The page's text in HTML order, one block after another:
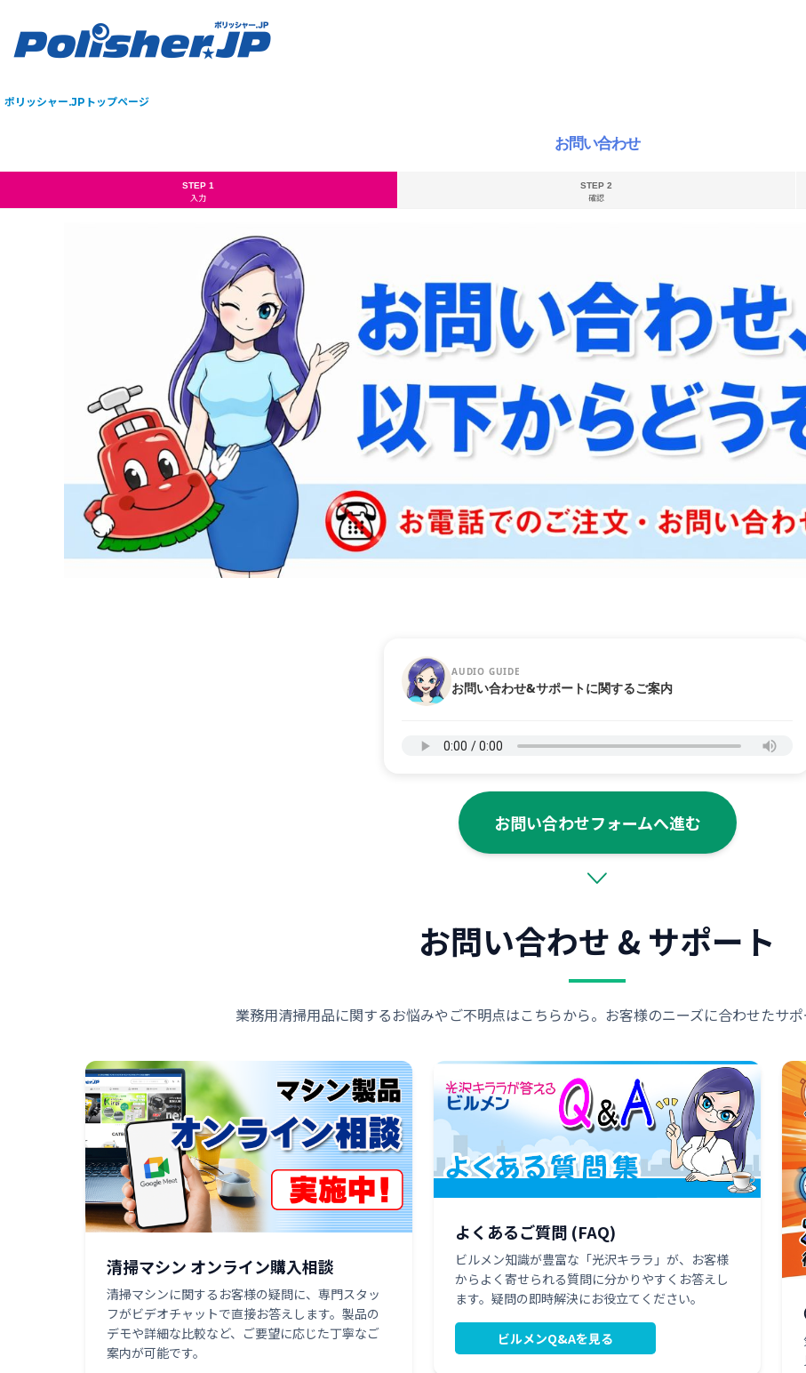
ポリッシャー.JPトップページ
お問い合わせ
STEP 1
入力
STEP 2
確認
AUDIO GUIDE
お問い合わせ&サポートに関するご案内
お問い合わせフォームへ進む
お問い合わせ & サポート
業務用清掃用品に関するお悩みやご不明点はこちらから。お客様のニーズに合わせたサポ
清掃マシン オンライン購入相談
清掃マシンに関するお客様の疑問に、専門スタッ
フがビデオチャットで直接お答えします。製品の
デモや詳細な比較など、ご要望に応じた丁寧なご
案内が可能です。
よくあるご質問 (FAQ)
ビルメン知識が豊富な「光沢キララ」が、お客様
からよく寄せられる質問に分かりやすくお答えし
ます。疑問の即時解決にお役立てください。
ビルメンQ&Aを見る